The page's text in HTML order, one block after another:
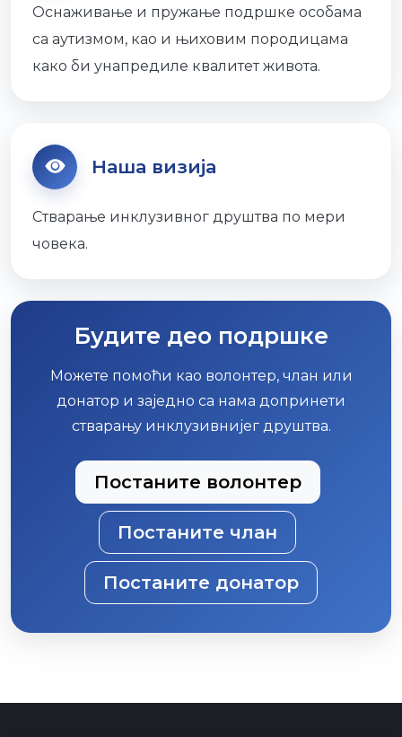
Оснаживање и пружање подршке особама
са аутизмом, као и њиховим породицама
како би унапредиле квалитет живота.
Наша визија
Стварање инклузивног друштва по мери
човека.
Будите део подршке
Можете помоћи као волонтер, члан или
донатор и заједно са нама допринети
стварању инклузивнијег друштва.
Постаните волонтер
Постаните члан
Постаните донатор